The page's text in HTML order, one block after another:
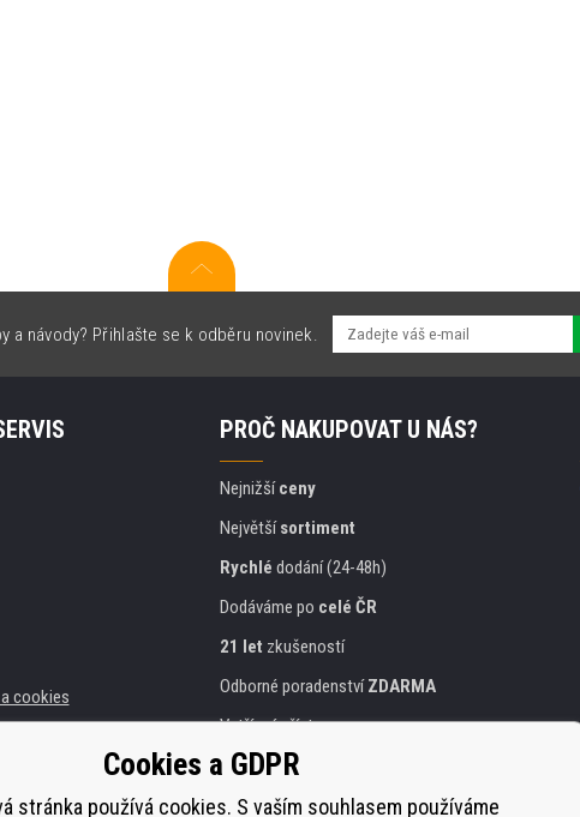
a návody? Přihlašte se k odběru novinek.
cookies
PROČ NAKUPOVAT U NÁS?
Nejnižšíceny
Největšísortiment
Rychlé dodání (24-48h)
Dodáváme po celé ČR
21 let zkušeností
Odborné poradenstvíZDARMA
Vstřícný přístup
Zlatýcertifikát
Bezpečnéon-line platby
Cookies a GDPR
stránka používá cookies. S vaším souhlasem používáme